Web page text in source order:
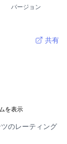
バージョン
共有
を表示
のレーティング